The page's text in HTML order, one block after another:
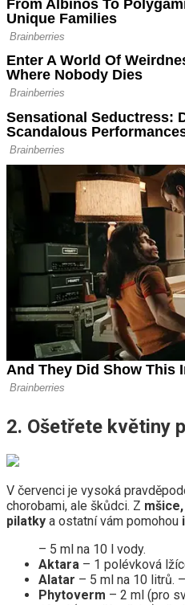
2. Ošetřete květiny
V červenci je vysoká
chorobami, ale škůdci. Z
pilatky a ostatní vám pomohou
– 5 ml na 10 l vody.
Aktara – 1 polévková
Alatar – 5 ml na 10 litrů.
Phytoverm – 2 ml (pro